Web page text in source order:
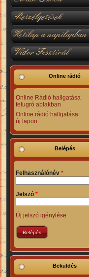
Beszélgetések
Hetilap a napilapban
Vidor Fesztivál
Online rádió
Online Rádió hallgatása
felugró ablakban
Online rádió hallgatása
új lapon
Belépés
Felhasználónév *
Jelszó *
Új jelszó igénylése
Beküldés